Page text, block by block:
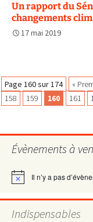
Un rapport du
changements
17 mai 2019
des
Page 160 sur 174 «
158
159 160 161
Évènements à
Notice Il n’y a pas
Indispensables